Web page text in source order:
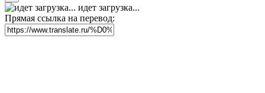
идет загрузка...
Прямая ссылка на перевод: